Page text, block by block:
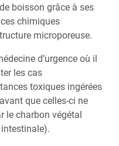
boisson grâce à ses
chimiques
microporeuse.
d’urgence où il
les cas
toxiques ingérées
que celles-ci ne
le charbon végétal